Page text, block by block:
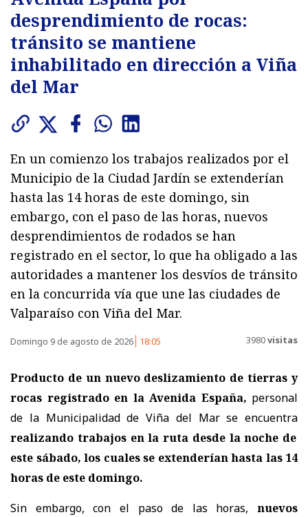
desprendimiento de rocas:
tránsito se mantiene
inhabilitado en dirección a Viña
del Mar
En un comienzo los trabajos realizados por el
Municipio de la Ciudad Jardín se extenderían
hasta las 14 horas de este domingo, sin
embargo, con el paso de las horas, nuevos
desprendimientos de rodados se han
registrado en el sector, lo que ha obligado a las
autoridades a mantener los desvíos de tránsito
en la concurrida vía que une las ciudades de
Valparaíso con Viña del Mar.
Domingo 9 de agosto de 2026 18:05 3980visitas
Producto de un nuevo deslizamiento de tierras y
rocas registrado en la Avenida España, personal
de la Municipalidad de Viña del Mar se encuentra
realizando trabajos en la ruta desde la noche de
este sábado, los cuales se extenderían hasta las 14
horas de este domingo.
Sin embargo, con el paso de las horas, nuevos